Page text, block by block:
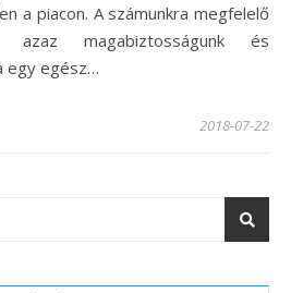
a piacon. A számunkra megfelelő
azaz magabiztosságunk és
egy egész…
2018-07-22